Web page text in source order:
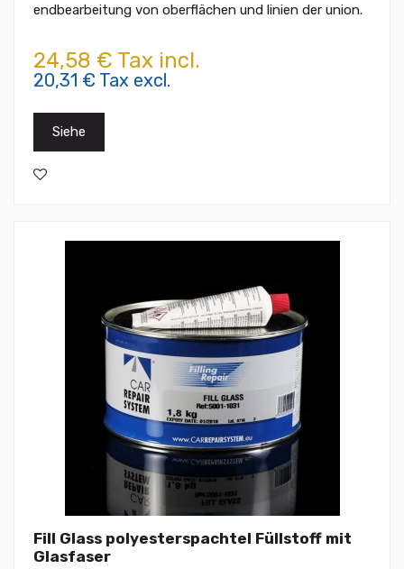
endbearbeitung von oberflächen und linien der union.
24,58 € Tax incl.
20,31 € Tax excl.
Siehe
Fill Glass polyesterspachtel Füllstoff mit
Glasfaser